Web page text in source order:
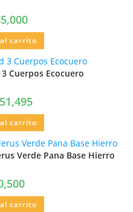
carrito
Cuerpos Ecocuero
carrito
Verde Pana Base Hierro
carrito